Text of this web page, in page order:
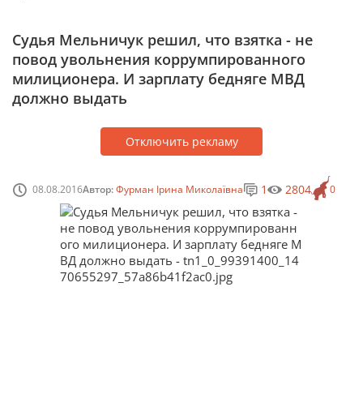
Судья Мельничук решил, что взятка - не
повод увольнения коррумпированного
милиционера. И зарплату бедняге МВД
должно выдать
Отключить рекламу
08.08.2016Автор:Фурман Ірина Миколаївна 0
1 2804